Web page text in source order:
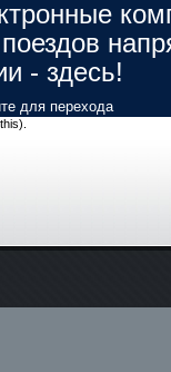
- здесь!
для перехода